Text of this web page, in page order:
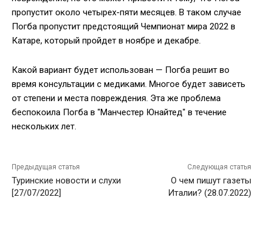
пропустит около четырех-пяти месяцев. В таком случае
Погба пропустит предстоящий Чемпионат мира 2022 в
Катаре, который пройдет в ноябре и декабре.
Какой вариант будет использован — Погба решит во
время консультации с медиками. Многое будет зависеть
от степени и места повреждения. Эта же проблема
беспокоила Погба в "Манчестер Юнайтед" в течение
нескольких лет.
Предыдущая статья
Туринские новости и слухи
[27/07/2022]
Следующая статья
О чем пишут газеты
Италии? (28.07.2022)